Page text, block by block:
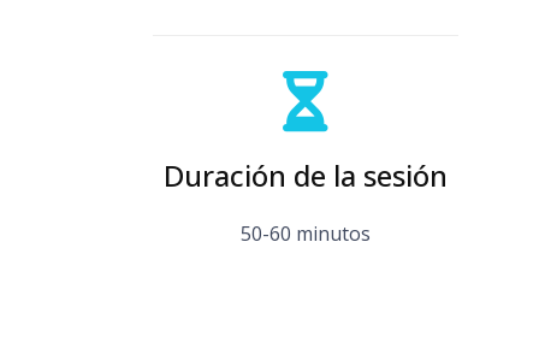
Duración de la sesión
50-60 minutos